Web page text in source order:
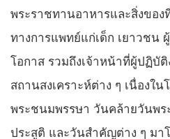
พระราชทานอาหารและสิ่งขอ
ทางการแพทย์แก่เด็ก เยาวชน
โอกาส รวมถึงเจ้าหน้าที่ผู้ปฏิบั
สถานสงเคราะห์ต่าง ๆ เนื่องใ
พระชนมพรรษา วันคล้ายวันพ
ประสูติ และวันสำคัญต่าง ๆ มา